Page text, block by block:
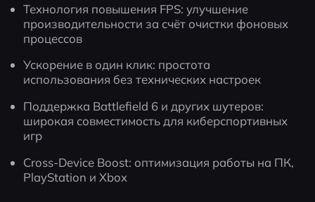
Технология повышения FPS: улучшение
производительности за счёт очистки фоновых
процессов
Ускорение в один клик: простота
использования без технических настроек
Поддержка Battlefield 6 и других шутеров:
широкая совместимость для киберспортивных
игр
Cross-Device Boost: оптимизация работы на ПК,
PlayStation и Xbox